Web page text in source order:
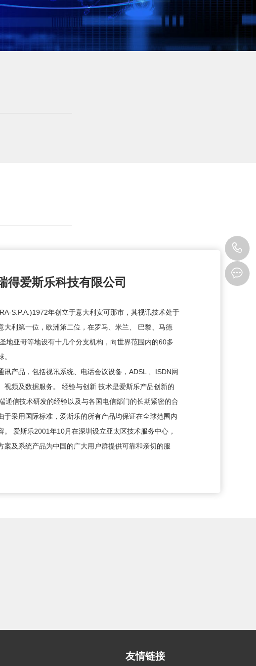
得爱斯乐科技有限公司
S.P.A.)1972年创立于意大利安可那市，其视讯技术处于
大利第一位，欧洲第二位，在罗马、米兰、 巴黎、马德
地亚哥等地设有十几个分支机构，向世界范围内的60多
讯产品，包括视讯系统、电话会议设备，ADSL 、ISDN网
视频及数据服务。 经验与创新 技术是爱斯乐产品创新的
通信技术研发的经验以及与各国电信部门的长期紧密的合
于采用国际标准，爱斯乐的所有产品均保证在全球范围内
。 爱斯乐2001年10月在深圳设立亚太区技术服务中心，
案及系统产品为中国的广大用户群提供可靠和亲切的服
友情链接